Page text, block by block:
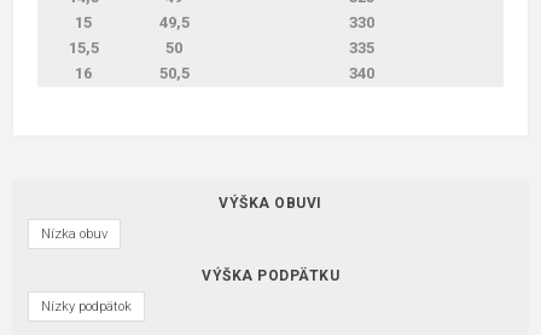
15
49,5
330
15,5
50
335
16
50,5 340
VÝŠKA OBUVI
Nízka obuv
VÝŠKA PODPÄTKU
Nízky podpätok